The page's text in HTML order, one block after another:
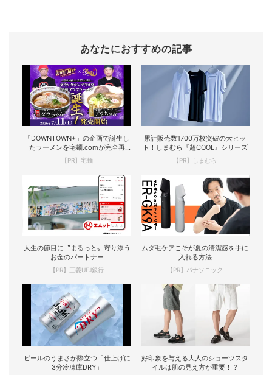
あなたにおすすめの記事
「DOWNTOWN+」の企画で誕生し
たラーメンを宅麺.comが完全再
現！
【PR】宅麺
累計販売数1700万枚突破の大ヒッ
ト！しまむら『超COOL』シリーズ
【PR】しまむら
人生の節目に〝まるっと〟寄り添う
お金のパートナー
【PR】三菱UFJ銀行
ムダ毛ケアこそが夏の清潔感を手に
入れる方法
【PR】パナソニック
ビールのうまさが際立つ「仕上げに
3分冷凍庫DRY」
好印象を与える大人のショーツスタ
イルは肌の見え方が重要！？